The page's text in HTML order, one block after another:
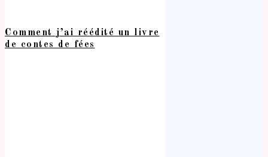
Comment j’ai réédité un livre
de contes de fées